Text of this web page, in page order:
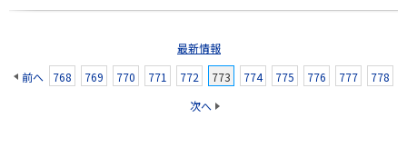
最新情報
前へ
768 769 770 771 772 773 774 775 776 777
778
次へ